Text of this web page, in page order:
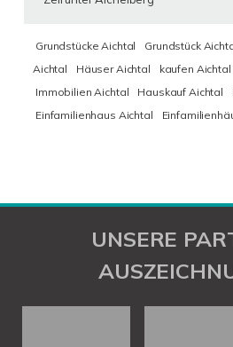
Grundstücke Aichtal Grundstück
Aichtal
Häuser Aichtal kaufen Aichtal
Immobilien Aichtal
Hauskauf Aichtal
Einfamilienhaus Aichtal
UNSERE